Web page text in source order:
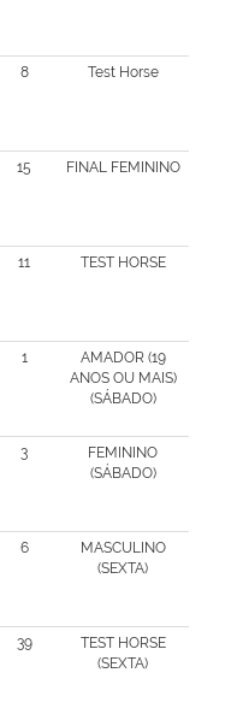
8 Test Horse
15 FINAL FEMININO
11 TEST HORSE
1
AMADOR (19
ANOS OU MAIS)
(SÁBADO)
3
FEMININO
(SÁBADO)
6
MASCULINO
(SEXTA)
39
TEST HORSE
(SEXTA)